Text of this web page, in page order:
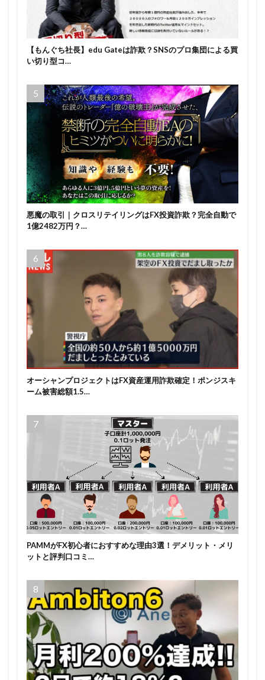
【もんぐち社長】edu Gateは詐欺？SNSのプロ集団による買
い切り型コ…
悪魔の取引｜クロスリテイリングはFX投資詐欺？完全自動で
1億2482万円？…
オーシャンプロジェクトはFX資産運用詐欺確定！ポンジスキ
ーム被害総額1.5…
PAMMがFX初心者におすすめな理由3選！デメリット・メリ
ットと評判口コミ…